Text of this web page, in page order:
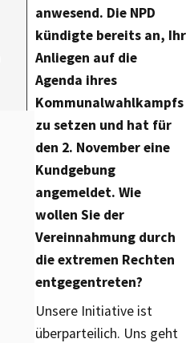
anwesend. Die NPD
kündigte bereits an, Ihr
Anliegen auf die
Agenda ihres
Kommunalwahlkampfs
zu setzen und hat für
den 2. November eine
Kundgebung
angemeldet. Wie
wollen Sie der
Vereinnahmung durch
die extremen Rechten
entgegentreten?
Unsere Initiative ist
überparteilich. Uns geht